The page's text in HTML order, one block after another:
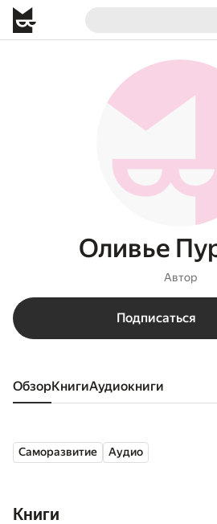
Оливье
Автор
Подписаться
Обзор книги аудиокниги
Саморазвитие Аудио
Книги